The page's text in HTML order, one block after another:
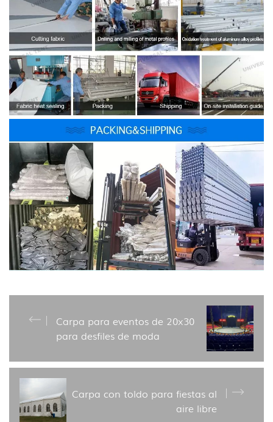
Carpa para eventos de 20x30
para desfiles de moda
Carpa con toldo para fiestas al
aire libre